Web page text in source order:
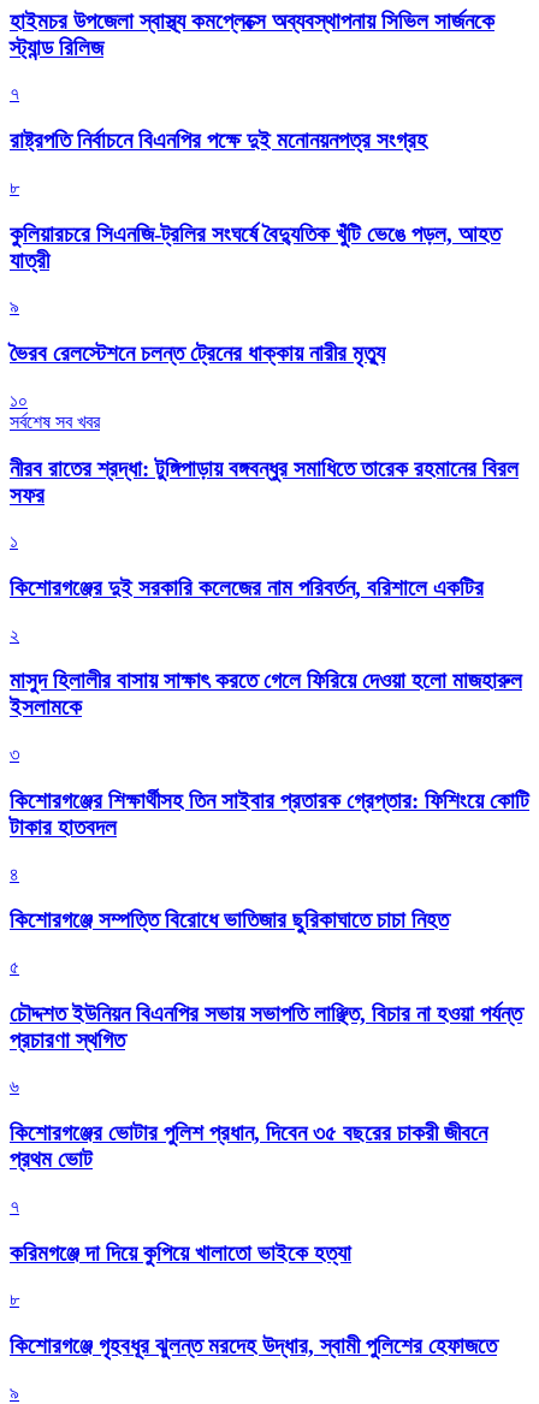
হাইমচর উপজেলা স্বাস্থ্য কমপ্লেক্সে অব্যবস্থাপনায় সিভিল সার্জনকে
স্ট্যান্ড রিলিজ
৭
রাষ্ট্রপতি নির্বাচনে বিএনপির পক্ষে দুই মনোনয়নপত্র সংগ্রহ
৮
কুলিয়ারচরে সিএনজি-ট্রলির সংঘর্ষে বৈদ্যুতিক খুঁটি ভেঙে পড়ল, আহত
যাত্রী
৯
ভৈরব রেলস্টেশনে চলন্ত ট্রেনের ধাক্কায় নারীর মৃত্যু
১০
সর্বশেষ সব খবর
নীরব রাতের শ্রদ্ধা: টুঙ্গিপাড়ায় বঙ্গবন্ধুর সমাধিতে তারেক রহমানের বিরল
সফর
১
কিশোরগঞ্জের দুই সরকারি কলেজের নাম পরিবর্তন, বরিশালে একটির
২
মাসুদ হিলালীর বাসায় সাক্ষাৎ করতে গেলে ফিরিয়ে দেওয়া হলো মাজহারুল
ইসলামকে
৩
কিশোরগঞ্জের শিক্ষার্থীসহ তিন সাইবার প্রতারক গ্রেপ্তার: ফিশিংয়ে কোটি
টাকার হাতবদল
৪
কিশোরগঞ্জে সম্পত্তি বিরোধে ভাতিজার ছুরিকাঘাতে চাচা নিহত
৫
চৌদ্দশত ইউনিয়ন বিএনপির সভায় সভাপতি লাঞ্ছিত, বিচার না হওয়া পর্যন্ত
প্রচারণা স্থগিত
৬
কিশোরগঞ্জের ভোটার পুলিশ প্রধান, দিবেন ৩৫ বছরের চাকরী জীবনে
প্রথম ভোট
৭
করিমগঞ্জে দা দিয়ে কুপিয়ে খালাতো ভাইকে হত্যা
৮
কিশোরগঞ্জে গৃহবধূর ঝুলন্ত মরদেহ উদ্ধার, স্বামী পুলিশের হেফাজতে
৯